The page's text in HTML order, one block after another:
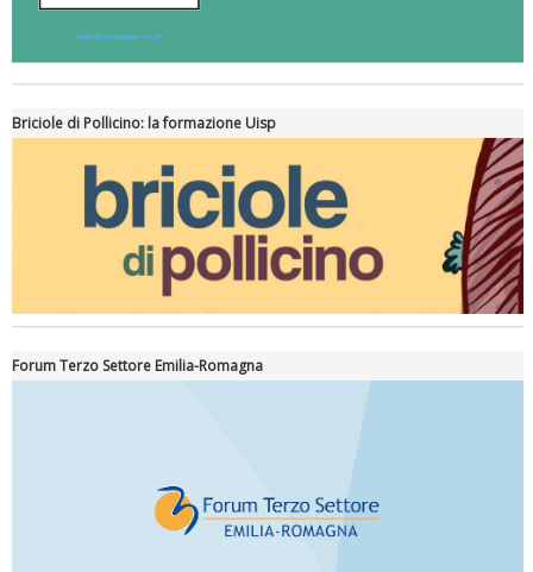
Briciole di Pollicino: la formazione Uisp
Forum Terzo Settore Emilia-Romagna